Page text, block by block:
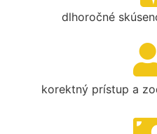
dlhoročné
korektný prístup a